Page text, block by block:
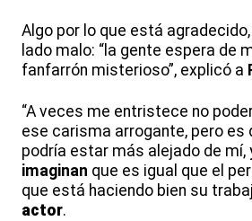
Algo por lo que está
lado malo: “la gente espera de
fanfarrón misterioso”, explicó a
“A veces me entristece no
ese carisma arrogante, pero es
podría estar más alejado de mí,
imaginan que es igual que el
que está haciendo bien su
actor.